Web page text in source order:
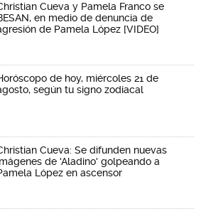
Cueva y Pamela Franco se
en medio de denuncia de
de Pamela López [VIDEO]
de hoy, miércoles 21 de
según tu signo zodiacal
Cueva: Se difunden nuevas
de 'Aladino' golpeando a
López en ascensor